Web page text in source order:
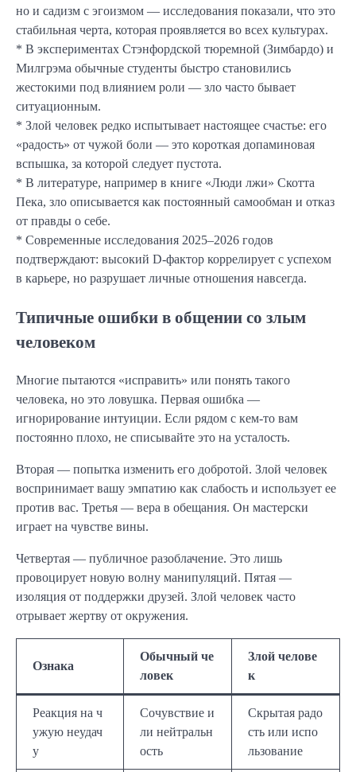
но и садизм с эгоизмом — исследования показали, что это
стабильная черта, которая проявляется во всех культурах.
* В экспериментах Стэнфордской тюремной (Зимбардо) и
Милгрэма обычные студенты быстро становились
жестокими под влиянием роли — зло часто бывает
ситуационным.
* Злой человек редко испытывает настоящее счастье: его
«радость» от чужой боли — это короткая допаминовая
вспышка, за которой следует пустота.
* В литературе, например в книге «Люди лжи» Скотта
Пека, зло описывается как постоянный самообман и отказ
от правды о себе.
* Современные исследования 2025–2026 годов
подтверждают: высокий D-фактор коррелирует с успехом
в карьере, но разрушает личные отношения навсегда.
Типичные ошибки в общении со злым
человеком
Многие пытаются «исправить» или понять такого
человека, но это ловушка. Первая ошибка —
игнорирование интуиции. Если рядом с кем-то вам
постоянно плохо, не списывайте это на усталость.
Вторая — попытка изменить его добротой. Злой человек
воспринимает вашу эмпатию как слабость и использует ее
против вас. Третья — вера в обещания. Он мастерски
играет на чувстве вины.
Четвертая — публичное разоблачение. Это лишь
провоцирует новую волну манипуляций. Пятая —
изоляция от поддержки друзей. Злой человек часто
отрывает жертву от окружения.
Ознака
Обычный че
ловек
Злой челове
к
Реакция на ч
ужую неудач
у
Сочувствие и
ли нейтральн
ость
Скрытая радо
сть или испо
льзование